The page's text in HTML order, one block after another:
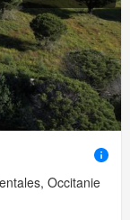
Occitanie